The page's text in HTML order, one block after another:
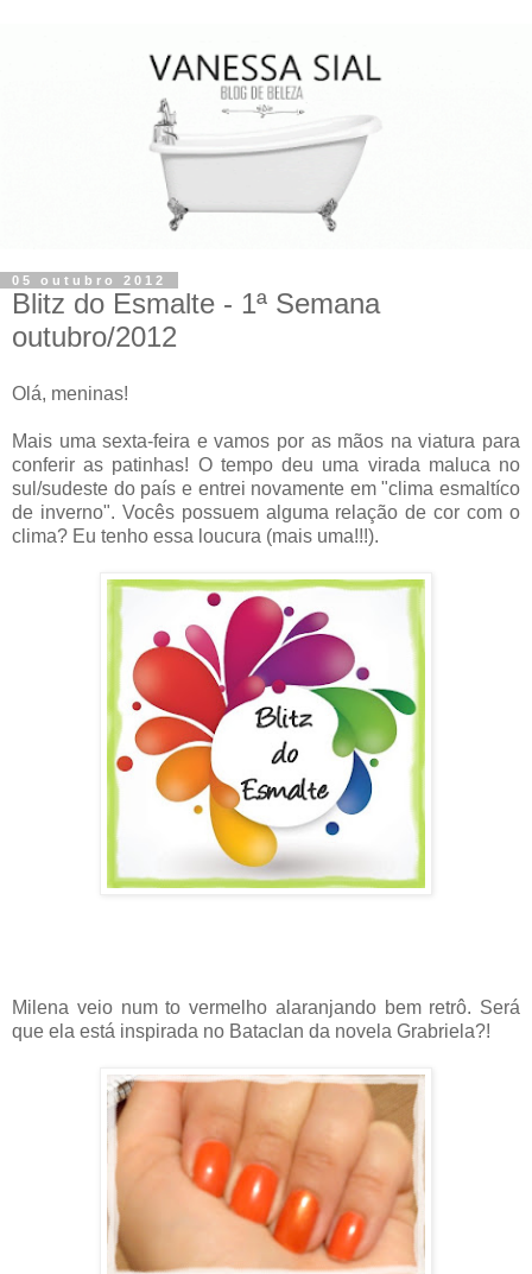
05 outubro 2012
Blitz do Esmalte - 1ª Semana
outubro/2012
Olá, meninas!
Mais uma sexta-feira e vamos por as mãos na viatura para
conferir as patinhas! O tempo deu uma virada maluca no
sul/sudeste do país e entrei novamente em "clima esmaltíco
de inverno". Vocês possuem alguma relação de cor com o
clima? Eu tenho essa loucura (mais uma!!!).
Milena veio num to vermelho alaranjando bem retrô. Será
que ela está inspirada no Bataclan da novela Grabriela?!